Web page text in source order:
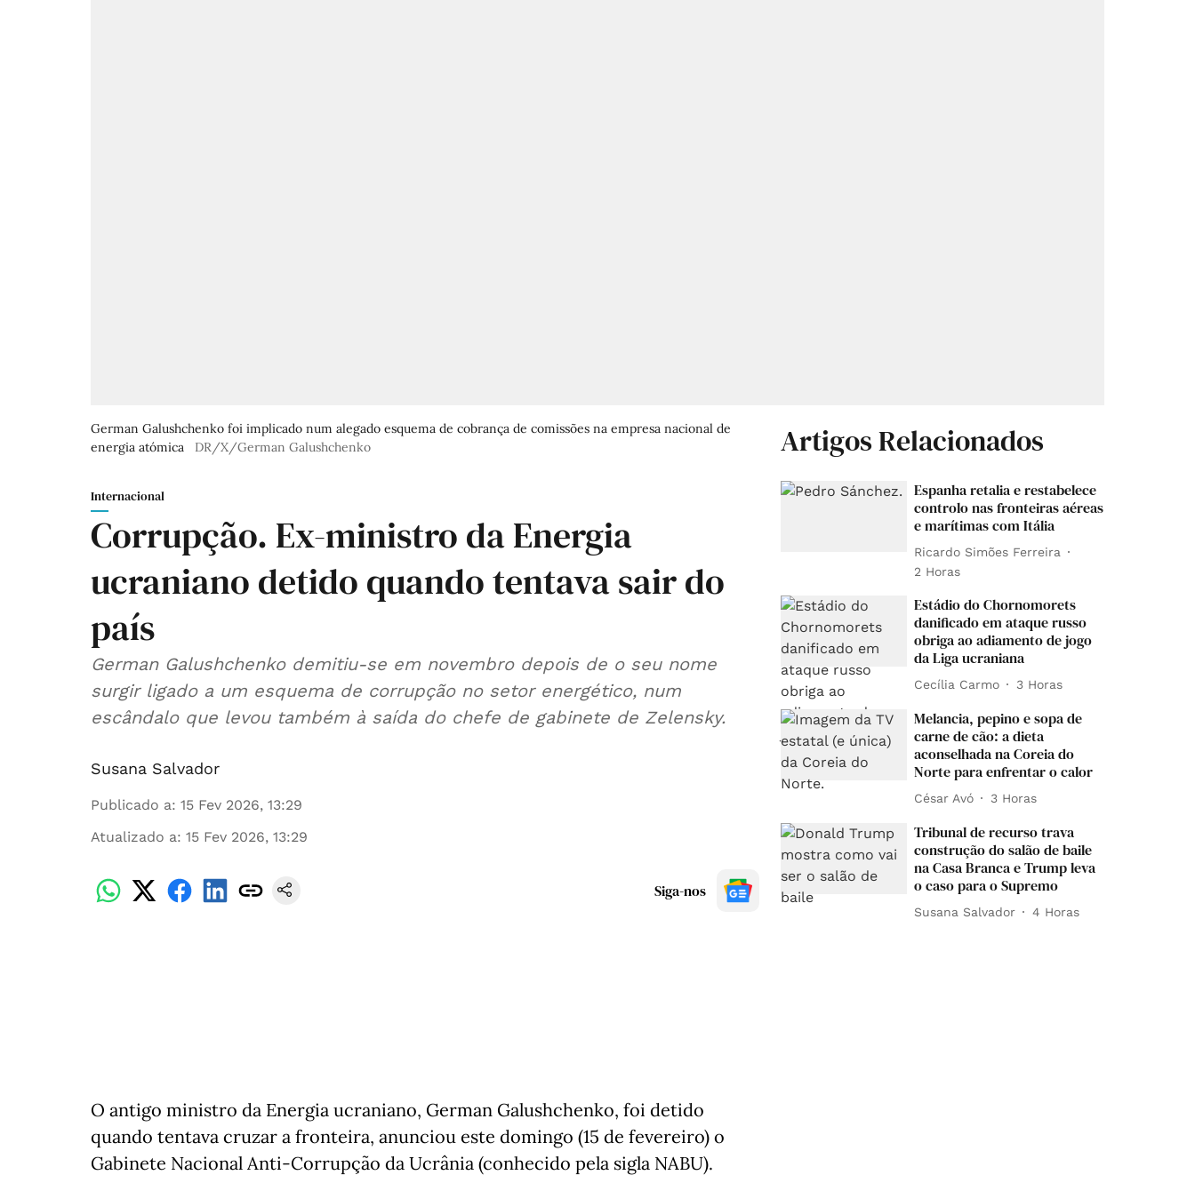
German Galushchenko foi implicado num alegado esquema de cobrança de comissões na empresa nacional de
energia atómica
DR/X/German Galushchenko
Internacional
Corrupção. Ex-ministro da Energia
ucraniano detido quando tentava sair do
país
German Galushchenko demitiu-se em novembro depois de o seu nome
surgir ligado a um esquema de corrupção no setor energético, num
escândalo que levou também à saída do chefe de gabinete de Zelensky.
Susana Salvador
Publicado a: 15 Fev 2026, 13:29
Atualizado a: 15 Fev 2026, 13:29
Siga-nos
O antigo ministro da Energia ucraniano, German Galushchenko, foi detido
quando tentava cruzar a fronteira, anunciou este domingo (15 de fevereiro) o
Gabinete Nacional Anti-Corrupção da Ucrânia (conhecido pela sigla NABU).
Artigos Relacionados
Espanha retalia e restabelece
controlo nas fronteiras aéreas
e marítimas com Itália
Ricardo Simões Ferreira
2 Horas
Estádio do Chornomorets
danificado em ataque russo
obriga ao adiamento de jogo
da Liga ucraniana
Cecília Carmo 3 Horas
Melancia, pepino e sopa de
carne de cão: a dieta
aconselhada na Coreia do
Norte para enfrentar o calor
César Avó 3 Horas
Tribunal de recurso trava
construção do salão de baile
na Casa Branca e Trump leva
o caso para o Supremo
Susana Salvador 4 Horas